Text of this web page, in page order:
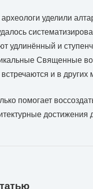
уделили
удлинённый и
Священные
и в
помогает